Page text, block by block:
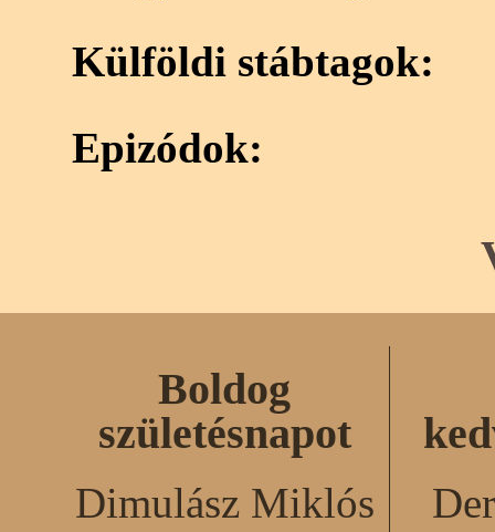
Külföldi stábtagok:
Epizódok:
Boldog
születésnapot
Dimulász Miklós